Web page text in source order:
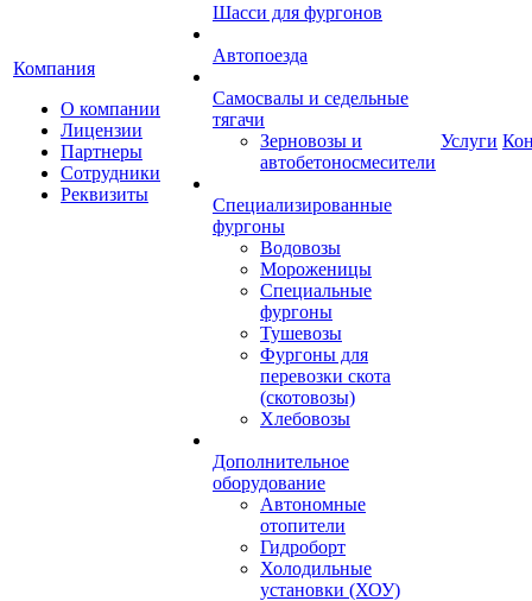
Компания
О компании
Лицензии
Партнеры
Сотрудники
Реквизиты
Шасси для фургонов
Автопоезда
Самосвалы и седельные
тягачи
Зерновозы и
автобетоносмесители
Специализированные
фургоны
Водовозы
Мороженицы
Специальные
фургоны
Тушевозы
Фургоны для
перевозки скота
(скотовозы)
Хлебовозы
Дополнительное
оборудование
Автономные
отопители
Гидроборт
Холодильные
установки (ХОУ)
Услуги